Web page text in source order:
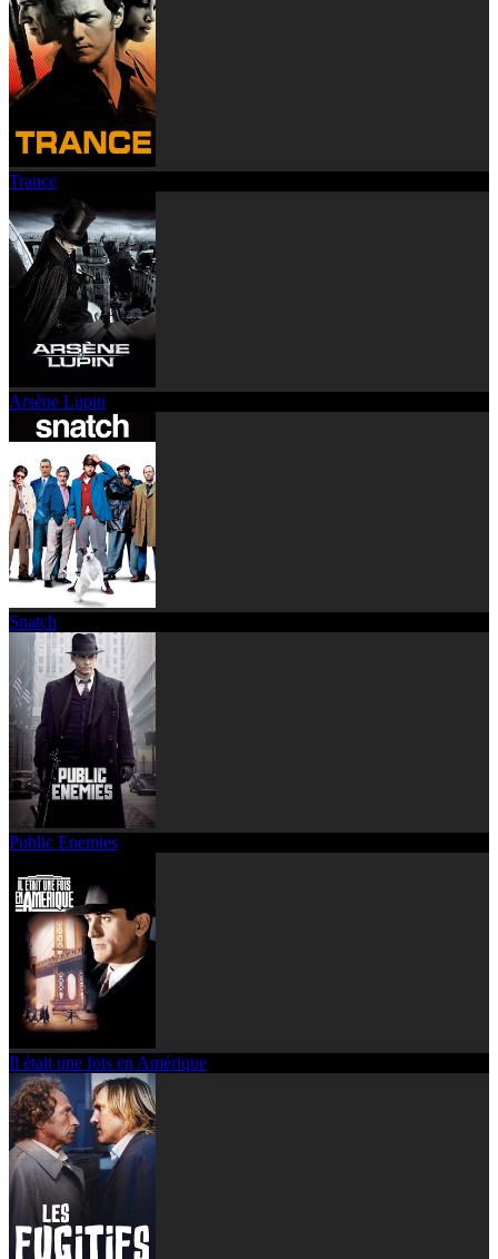
Trance
Arsène Lupin
Snatch
Public Enemies
Il était une fois en Amérique